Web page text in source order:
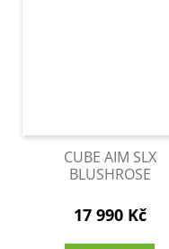
CUBE AIM SLX
BLUSHROSE
17 990 Kč